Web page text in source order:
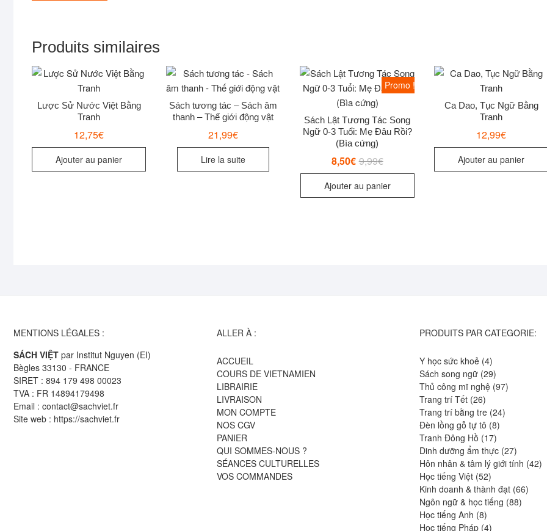
Produits similaires
Lược Sử Nước Việt Bằng
Tranh
12,75€
Ajouter au panier
Sách tương tác – Sách âm
thanh – Thế giới động vật
21,99€
Lire la suite
Promo !
Sách Lật Tương Tác Song
Ngữ 0-3 Tuổi: Mẹ Đâu Rồi?
(Bìa cứng)
9,99€Le
prix
initial
était :
9,99€.
8,50€ Le
prix
actuel
est :
8,50€.
Ajouter au panier
Ca Dao, Tục Ngữ Bằng
Tranh
12,99€
Ajouter au panier
MENTIONS LÉGALES :
SÁCH VIỆT par Institut Nguyen (EI)
Bègles 33130 - FRANCE
SIRET : 894 179 498 00023
TVA : FR 14894179498
Email : contact@sachviet.fr
Site web : https://sachviet.fr
ALLER À :
ACCUEIL
COURS DE VIETNAMIEN
LIBRAIRIE
LIVRAISON
MON COMPTE
NOS CGV
PANIER
QUI SOMMES-NOUS ?
SÉANCES CULTURELLES
VOS COMMANDES
PRODUITS PAR CATEGORIE:
Y học sức khoẻ 44
produits
Sách song ngữ 2929
produits
Thủ công mĩ nghệ 9797
Trang trí Tết 2626
produits
Trang trí bằng tre 2424
Đèn lồng gỗ tự tô 88
Tranh Đông Hồ 1717
produits
Dinh dưỡng ẩm thực 2727
produits
Hôn nhân & tâm lý giới tính 4242
Học tiếng Việt 5252
produits
Kinh doanh & thành đạt 6666
Ngôn ngữ & học tiếng 8888
Học tiếng Anh 88
produits
Học tiếng Pháp 44